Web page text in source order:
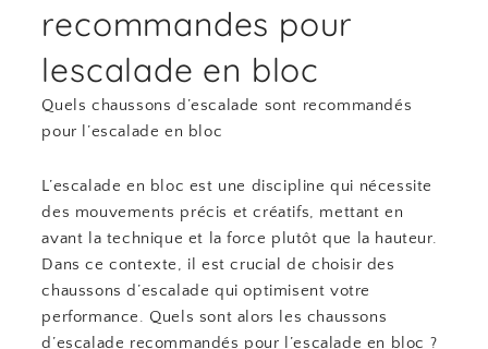
recommandes pour
lescalade en bloc
Quels chaussons d’escalade sont recommandés
pour l’escalade en bloc
L’escalade en bloc est une discipline qui nécessite
des mouvements précis et créatifs, mettant en
avant la technique et la force plutôt que la hauteur.
Dans ce contexte, il est crucial de choisir des
chaussons d’escalade qui optimisent votre
performance. Quels sont alors les chaussons
d’escalade recommandés pour l’escalade en bloc ?